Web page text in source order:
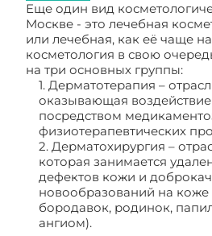
Еще один вид
Москве - это лечебная
или лечебная, как её чаще
косметология в свою
на три основных группы:
1. Дерматотерапия –
оказывающая
посредством
физиотерапевтических
2. Дерматохирургия –
которая занимается
дефектов кожи и
новообразований на коже
бородавок, родинок,
ангиом).